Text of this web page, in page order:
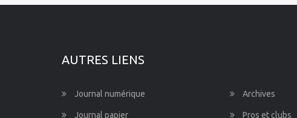
AUTRES LIENS
Journal numérique Archives
Journal papier Pros et clubs